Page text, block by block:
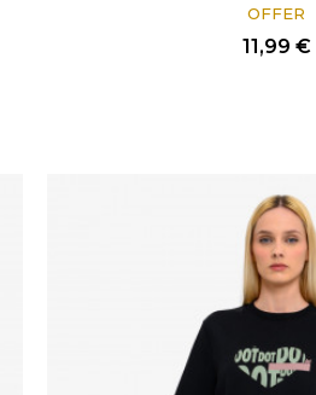
OFFER
11,99 €